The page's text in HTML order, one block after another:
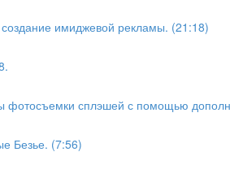
имиджевой рекламы. (21:18)
фотосъемки сплэшей с помощью
Безье. (7:56)